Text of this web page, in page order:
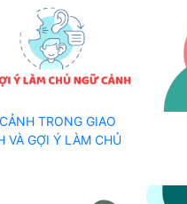
TRONG GIAO
VÀ GỢI Ý LÀM CHỦ